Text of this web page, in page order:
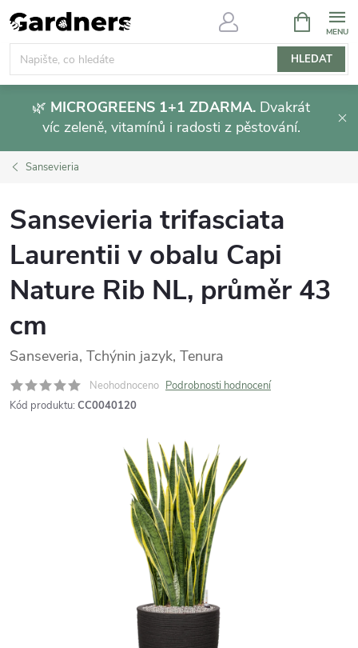
Přejít
na
obsah
HLEDAT
NÁKUPNÍ
KOŠÍK
🌿 MICROGREENS 1+1 ZDARMA. Dvakrát
víc zeleně, vitamínů i radosti z pěstování.
Sansevieria
Sansevieria trifasciata
Laurentii v obalu Capi
Nature Rib NL, průměr 43
cm
Sanseveria, Tchýnin jazyk, Tenura
Neohodnoceno Podrobnosti hodnocení
Kód produktu: CC0040120